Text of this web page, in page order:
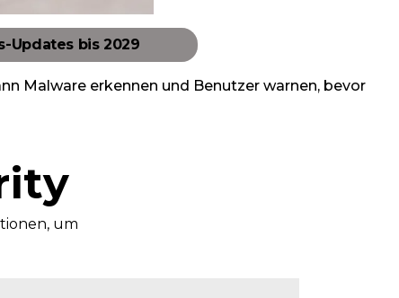
Updates bis 2029
Malware erkennen und Benutzer warnen, bevor
um